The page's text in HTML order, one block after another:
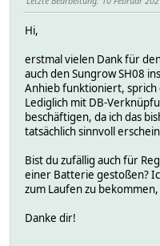
Hi,
erstmal vielen Dank für
auch den Sungrow SH08
Anhieb funktioniert,
Lediglich mit DB-
beschäftigen, da ich das
tatsächlich sinnvoll
Bist du zufällig auch für
einer Batterie gestoßen?
zum Laufen zu
Danke dir!